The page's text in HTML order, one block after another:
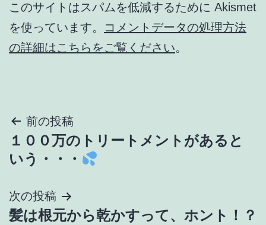
このサイトはスパムを低減するために Akismet
を使っています。
コメントデータの処理方法
の詳細はこちらをご覧ください。
投
稿
ビ
前の投稿
１００万のトリートメントがあると
いう・・・
次の投稿
髪は根元から乾かすって、ホント！？